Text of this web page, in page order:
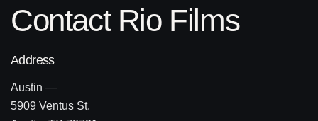
Contact Rio Films
Address
Austin —
5909 Ventus St.